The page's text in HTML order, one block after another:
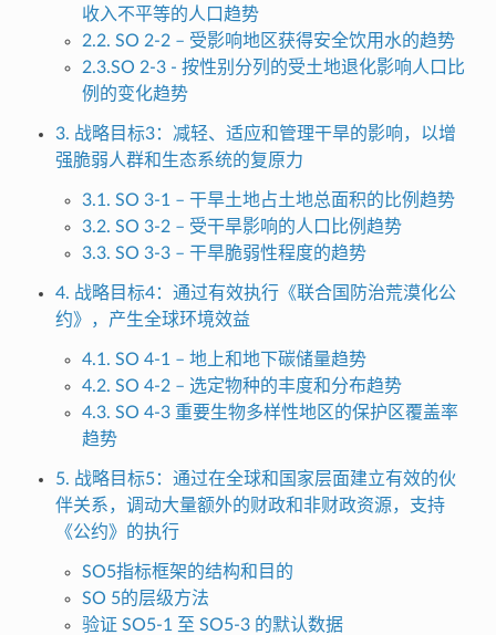
收入不平等的人口趋势
2.2. SO 2-2 – 受影响地区获得安全饮用水的趋势
2.3.SO 2-3 - 按性别分列的受土地退化影响人口比
例的变化趋势
3. 战略目标3：减轻、适应和管理干旱的影响，以增
强脆弱人群和生态系统的复原力
3.1. SO 3-1 – 干旱土地占土地总面积的比例趋势
3.2. SO 3-2 – 受干旱影响的人口比例趋势
3.3. SO 3-3 – 干旱脆弱性程度的趋势
4. 战略目标4：通过有效执行《联合国防治荒漠化公
约》，产生全球环境效益
4.1. SO 4-1 – 地上和地下碳储量趋势
4.2. SO 4-2 – 选定物种的丰度和分布趋势
4.3. SO 4-3 重要生物多样性地区的保护区覆盖率
趋势
5. 战略目标5：通过在全球和国家层面建立有效的伙
伴关系，调动大量额外的财政和非财政资源，支持
《公约》的执行
SO5指标框架的结构和目的
SO 5的层级方法
验证 SO5-1 至 SO5-3 的默认数据